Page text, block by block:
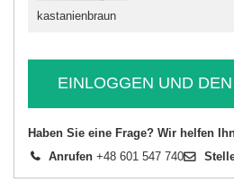
kastanienbraun
EINLOGGEN UND
Haben Sie eine Frage? Wir helfen
Anrufen +48 601 547 740